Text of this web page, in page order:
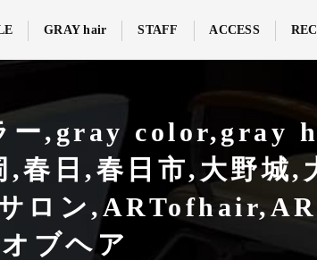
GRAY hair STAFF ACCESS
ー,gray color,gray
春日,春日市,大野城,
サロン
ブヘア